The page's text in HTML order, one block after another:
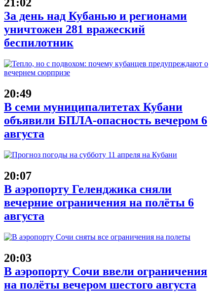
За день над Кубанью и регионами
уничтожен 281 вражеский
беспилотник
20:49
В семи муниципалитетах Кубани
объявили БПЛА-опасность вечером 6
августа
20:07
В аэропорту Геленджика сняли
вечерние ограничения на полёты 6
августа
20:03
В аэропорту Сочи ввели ограничения
на полёты вечером шестого августа